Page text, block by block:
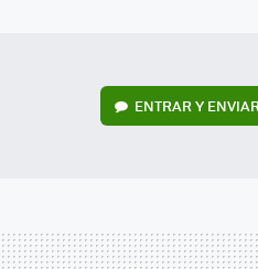
ENTRAR Y